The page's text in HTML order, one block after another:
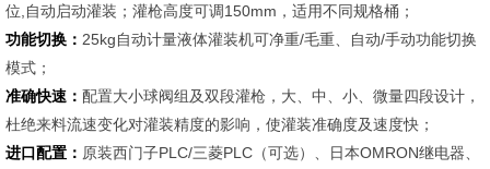
位,自动启动灌装；灌枪高度可调150mm，适用不同规格桶；
功能切换： 25kg自动计量液体灌装机可净重/毛重、自动/手动功能切换
模式；
准确快速： 配置大小球阀组及双段灌枪，大、中、小、微量四段设计，
杜绝来料流速变化对灌装精度的影响，使灌装准确度及速度快；
进口配置： 原装西门子PLC/三菱PLC（可选）、日本OMRON继电器、